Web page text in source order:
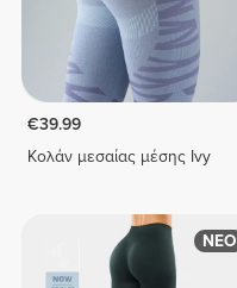
€39.99
Κολάν μεσαίας μέσης Ivy
ΝΕΟ